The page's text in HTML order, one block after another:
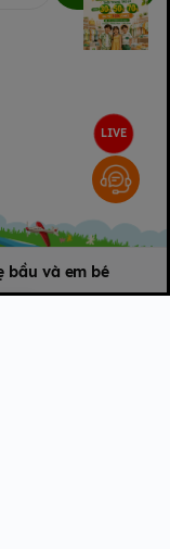
bầu và em bé
LIVE